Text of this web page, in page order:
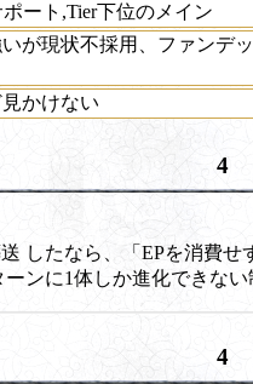
ポート,Tier下位のメイン
が現状不採用、ファンデ
かけない
4
したなら、「EPを消費せ
ンに1体しか進化できない
4